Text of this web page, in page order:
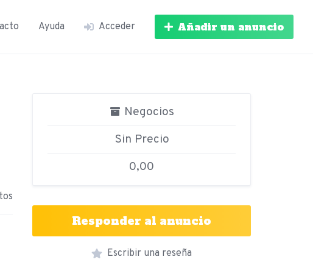
Ayuda Acceder Añadir un anuncio
Negocios
Sin Precio
0,00
Responder al anuncio
Escribir una reseña